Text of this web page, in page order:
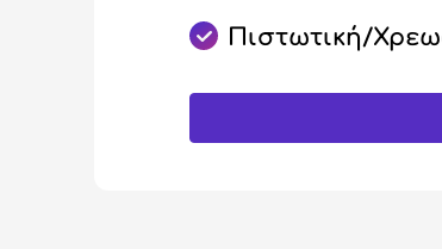
Πιστωτική/